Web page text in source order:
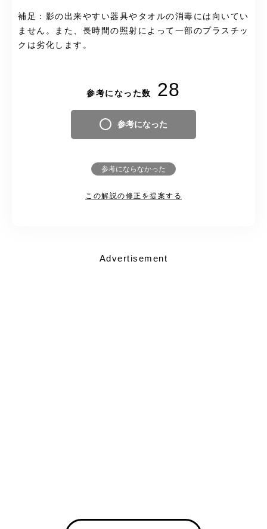
補足：影の出来やすい器具やタオルの消毒には向いてい
ません。また、長時間の照射によって一部のプラスチッ
クは劣化します。
参考になった数 28
参考になった
参考にならなかった
この解説の修正を提案する
Advertisement